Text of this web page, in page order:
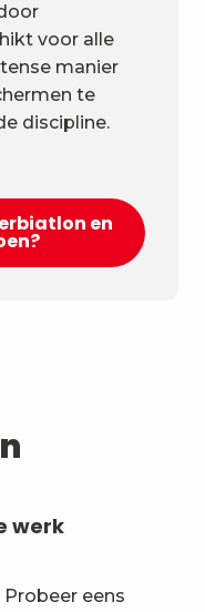
voor alle
manier
te
discipline.
en
werk
eens